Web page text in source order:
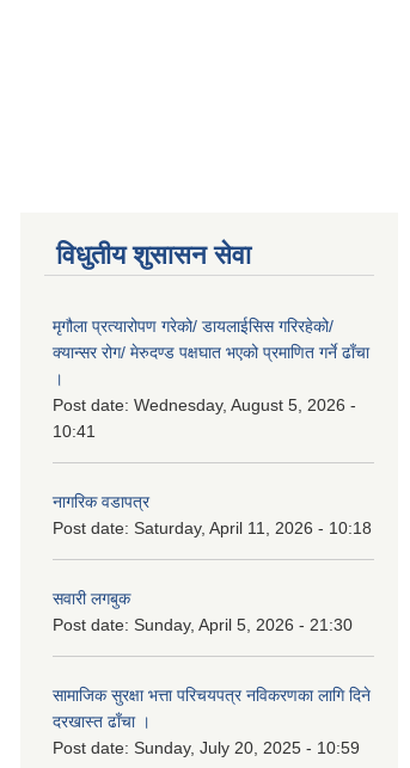
विधुतीय शुसासन सेवा
मृगौला प्रत्यारोपण गरेको/ डायलाईसिस गरिरहेको/
क्यान्सर रोग/ मेरुदण्ड पक्षघात भएको प्रमाणित गर्ने ढाँचा
।
Post date: Wednesday, August 5, 2026 -
10:41
नागरिक वडापत्र
Post date: Saturday, April 11, 2026 - 10:18
सवारी लगबुक
Post date: Sunday, April 5, 2026 - 21:30
सामाजिक सुरक्षा भत्ता परिचयपत्र नविकरणका लागि दिने
दरखास्त ढाँचा ।
Post date: Sunday, July 20, 2025 - 10:59